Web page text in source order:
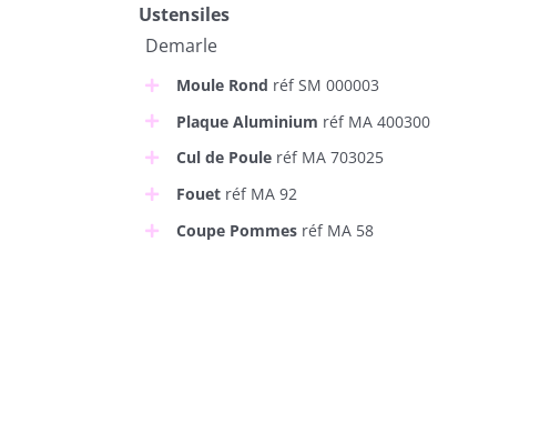
Ustensiles
Demarle
Moule Rond réf SM 000003
Plaque Aluminium réf MA 400300
Cul de Pouleréf MA 703025
Fouetréf MA 92
Coupe Pommesréf MA 58